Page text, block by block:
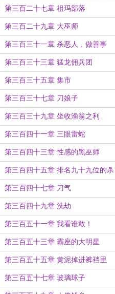
第三百二十七章 祖玛部落
第三百二十九章 大巫师
第三百三十一章 杀恶人，做善事
第三百三十三章 猛龙佣兵团
第三百三十五章 集市
第三百三十七章 刀娘子
第三百三十九章 坐收渔翁之利
第三百四十一章 三眼雷蛇
第三百四十三章 性感的黑巫师
第三百四十五章 排名九十九位的杀
手
第三百四十七章 刀气
第三百四十九章 洗劫
第三百五十一章 我看谁敢！
第三百五十三章 霸座的大明星
第三百五十五章 黄泥掉进裤裆里
第三百五十七章 玻璃球子